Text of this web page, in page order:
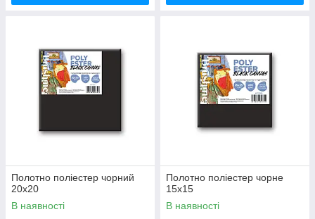
Полотно поліестер чорний
20х20
В наявності
Полотно поліестер чорне
15х15
В наявності